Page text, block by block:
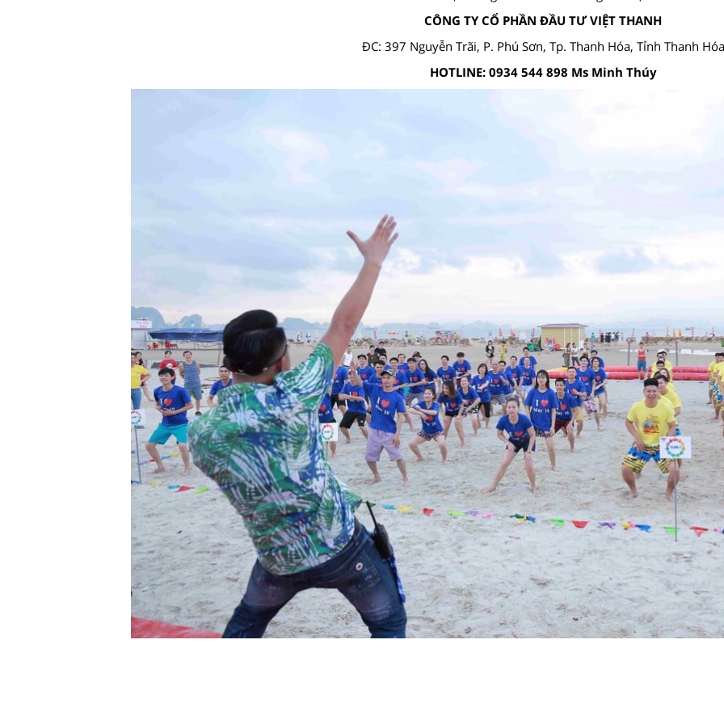
CÔNG TY CỔ PHẦN ĐẦU TƯ VIỆT THANH
ĐC: 397 Nguyễn Trãi, P. Phú Sơn, Tp. Thanh Hóa, Tỉnh Thanh Hóa
HOTLINE: 0934 544 898 Ms Minh Thúy